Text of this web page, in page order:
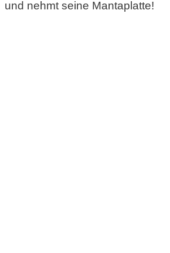
und nehmt seine Mantaplatte!